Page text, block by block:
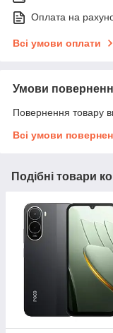
Оплата на
Всі умови оплати
Умови
Повернення товару
Всі умови
Подібні товари